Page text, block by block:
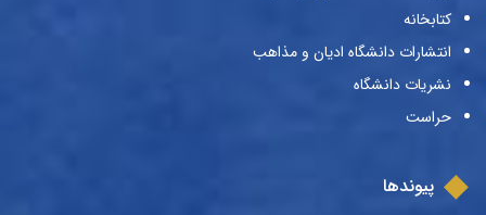
کتابخانه
انتشارات دانشگاه ادیان و مذاهب
نشریات دانشگاه
حراست
پیوندها